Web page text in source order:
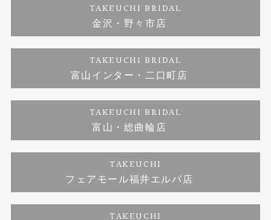
ジュエリーリフォーム
福井指輪工房｜手作りペアリング
福井指輪工房｜手作り結婚指輪 and 婚約指輪
福井工房｜手作り婚約指輪プロポーズプラン
プライバシーポリシー
TAKEUCHI BRIDAL
金沢・野々市店
TAKEUCHI BRIDAL
富山インター・二口町店
TAKEUCHI BRIDAL
富山・総曲輪店
TAKEUCHI
フェアモール福井エルパ店
TAKEUCHI